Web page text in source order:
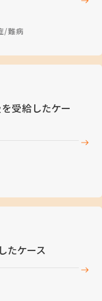
難病
受給したケー
たケース